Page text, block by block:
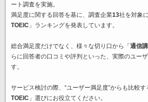
ート調査を実施。
満足度に関する回答を基に、調査企業13社を対象
TOEIC」ランキングを発表しています。
総合満足度だけでなく、様々な切り口から「通信
らに回答者の口コミや評判といった、実際のユー
す。
サービス検討の際、“ユーザー満足度”からも比較す
TOEIC」選びにお役立てください。